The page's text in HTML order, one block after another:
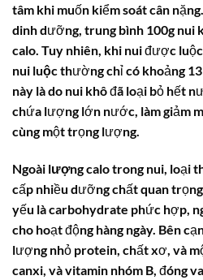
tâm khi muốn kiểm soát cân
dinh dưỡng, trung bình 100g nui
calo. Tuy nhiên, khi nui được
nui luộcthường chỉ có khoảng
này là do nui khô đã loại bỏ hết
chứa lượng lớn nước, làm giảm
cùng một trọng lượng.
Ngoài lượng calo trong nui, loại
cấp nhiều dưỡng chất quan
yếu là carbohydrate phức hợp,
cho hoạt động hàng ngày. Bên
lượng nhỏ protein, chất xơ, và
canxi, và vitamin nhóm B, đóng